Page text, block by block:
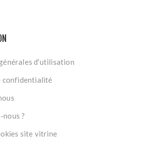
d'utilisation
confidentialité
nous ?
site vitrine